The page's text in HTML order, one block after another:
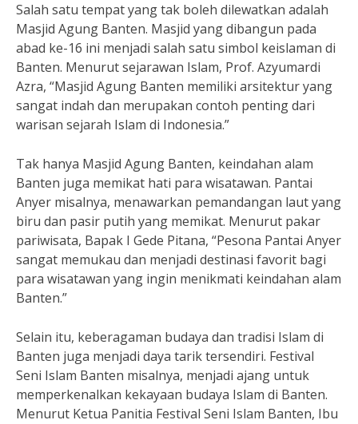
Salah satu tempat yang tak boleh dilewatkan adalah
Masjid Agung Banten. Masjid yang dibangun pada
abad ke-16 ini menjadi salah satu simbol keislaman di
Banten. Menurut sejarawan Islam, Prof. Azyumardi
Azra, “Masjid Agung Banten memiliki arsitektur yang
sangat indah dan merupakan contoh penting dari
warisan sejarah Islam di Indonesia.”
Tak hanya Masjid Agung Banten, keindahan alam
Banten juga memikat hati para wisatawan. Pantai
Anyer misalnya, menawarkan pemandangan laut yang
biru dan pasir putih yang memikat. Menurut pakar
pariwisata, Bapak I Gede Pitana, “Pesona Pantai Anyer
sangat memukau dan menjadi destinasi favorit bagi
para wisatawan yang ingin menikmati keindahan alam
Banten.”
Selain itu, keberagaman budaya dan tradisi Islam di
Banten juga menjadi daya tarik tersendiri. Festival
Seni Islam Banten misalnya, menjadi ajang untuk
memperkenalkan kekayaan budaya Islam di Banten.
Menurut Ketua Panitia Festival Seni Islam Banten, Ibu